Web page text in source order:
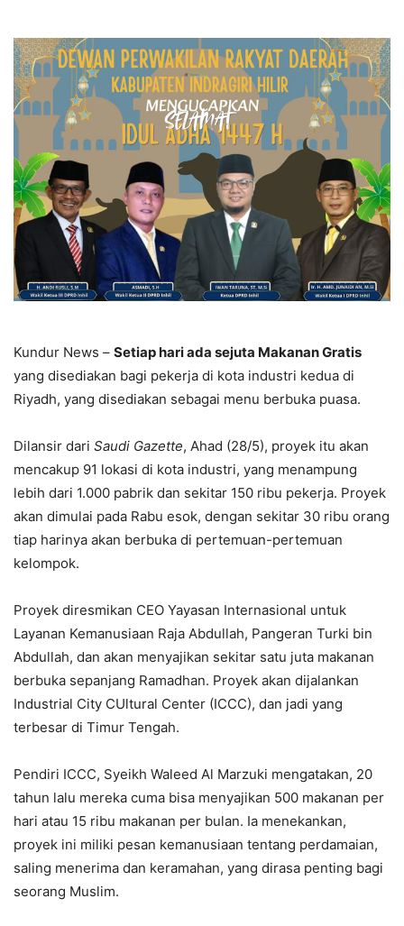
Kundur News – Setiap hari ada sejuta Makanan Gratis
yang disediakan bagi pekerja di kota industri kedua di
Riyadh, yang disediakan sebagai menu berbuka puasa.
Dilansir dari Saudi Gazette, Ahad (28/5), proyek itu akan
mencakup 91 lokasi di kota industri, yang menampung
lebih dari 1.000 pabrik dan sekitar 150 ribu pekerja. Proyek
akan dimulai pada Rabu esok, dengan sekitar 30 ribu orang
tiap harinya akan berbuka di pertemuan-pertemuan
kelompok.
Proyek diresmikan CEO Yayasan Internasional untuk
Layanan Kemanusiaan Raja Abdullah, Pangeran Turki bin
Abdullah, dan akan menyajikan sekitar satu juta makanan
berbuka sepanjang Ramadhan. Proyek akan dijalankan
Industrial City CUltural Center (ICCC), dan jadi yang
terbesar di Timur Tengah.
Pendiri ICCC, Syeikh Waleed Al Marzuki mengatakan, 20
tahun lalu mereka cuma bisa menyajikan 500 makanan per
hari atau 15 ribu makanan per bulan. Ia menekankan,
proyek ini miliki pesan kemanusiaan tentang perdamaian,
saling menerima dan keramahan, yang dirasa penting bagi
seorang Muslim.